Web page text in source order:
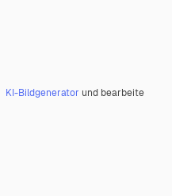
KI-Bildgenerator und bearbeite